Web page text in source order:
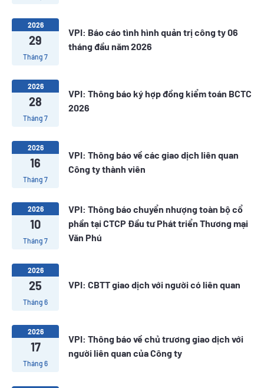
2026
29
Tháng 7
VPI: Báo cáo tình hình quản trị công ty 06
tháng đầu năm 2026
2026
28
Tháng 7
VPI: Thông báo ký hợp đồng kiểm toán BCTC
2026
2026
16
Tháng 7
VPI: Thông báo về các giao dịch liên quan
Công ty thành viên
2026
10
Tháng 7
VPI: Thông báo chuyển nhượng toàn bộ cổ
phần tại CTCP Đầu tư Phát triển Thương mại
Văn Phú
2026
25
Tháng 6
VPI: CBTT giao dịch với người có liên quan
2026
17
Tháng 6
VPI: Thông báo về chủ trương giao dịch với
người liên quan của Công ty